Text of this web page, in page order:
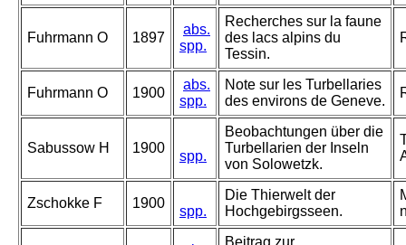
Fuhrmann O 1897
abs.
spp.
Recherches sur la faune
des lacs alpins du
Tessin.
Fuhrmann O 1900
abs.
spp.
Note sur les Turbellaries
des environs de Geneve.
Sabussow H 1900
spp.
Beobachtungen über die
Turbellarien der Inseln
von Solowetzk.
Zschokke F 1900
spp.
Die Thierwelt der
Hochgebirgsseen.